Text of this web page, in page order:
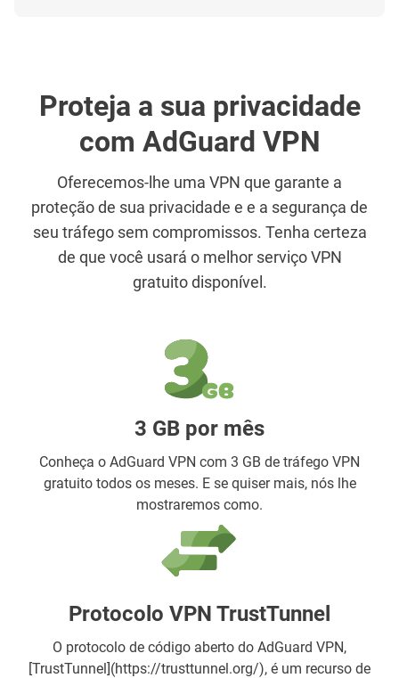
Proteja a sua privacidade
com AdGuard VPN
Oferecemos-lhe uma VPN que garante a
proteção de sua privacidade e e a segurança de
seu tráfego sem compromissos. Tenha certeza
de que você usará o melhor serviço VPN
gratuito disponível.
3 GB por mês
Conheça o AdGuard VPN com 3 GB de tráfego VPN
gratuito todos os meses. E se quiser mais, nós lhe
mostraremos como.
Protocolo VPN TrustTunnel
O protocolo de código aberto do AdGuard VPN,
[TrustTunnel](https://trusttunnel.org/), é um recurso de